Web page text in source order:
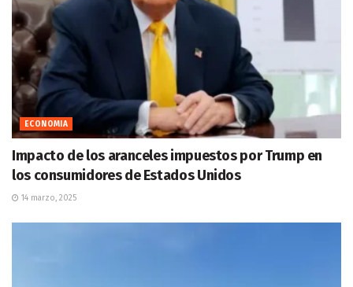
ECONOMIA
Impacto de los aranceles impuestos por Trump en
los consumidores de Estados Unidos
14 marzo, 2025